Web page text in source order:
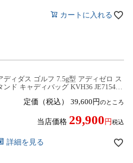
カートに入れる
ディダス ゴルフ 7.5g型 アディゼロ ス
ンド キャディバッグ KVH36 JE7154／
ームプレート刻印無料！ 2025年春夏モ
定価（税込） 39,600 のところ
当店価格 29,900 税込
詳細を見る